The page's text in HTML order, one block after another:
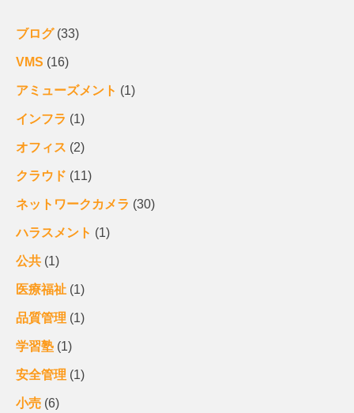
ブログ(33)
VMS (16)
アミューズメント (1)
インフラ (1)
オフィス (2)
クラウド (11)
ネットワークカメラ (30)
ハラスメント (1)
公共 (1)
医療福祉 (1)
品質管理 (1)
学習塾 (1)
安全管理 (1)
小売 (6)